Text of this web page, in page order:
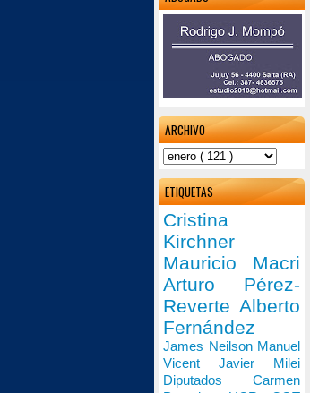
ARCHIVO
ETIQUETAS
Cristina
Kirchner
Mauricio Macri
Arturo Pérez-
Reverte Alberto
Fernández
James Neilson Manuel
Vicent Javier Milei
Diputados Carmen